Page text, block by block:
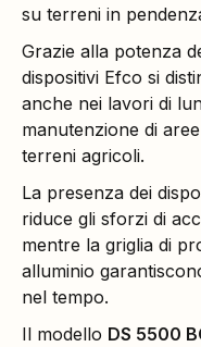
su terreni in
Grazie alla potenza
dispositivi Efco si
anche nei lavori di
manutenzione di
terreni
La presenza dei
riduce gli sforzi di
mentre la griglia di
alluminio
nel tempo.
Il modello DS 5500